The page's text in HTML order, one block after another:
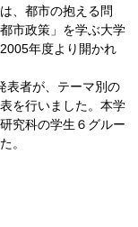
、都市の抱える問
市政策」を学ぶ大学
年度より開かれ
者が、テーマ別の
を行いました。本学
究科の学生６グルー
。